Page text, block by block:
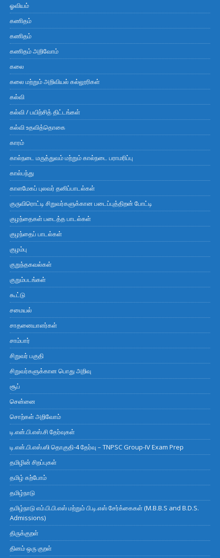
ஓவியம்
கணிதம்
கணிதம்
கணிதம் அறிவோம்
கலை
கலை மற்றும் அறிவியல் கல்லூரிகள்
கல்வி
கல்வி / பயிற்சித் திட்டங்கள்
கல்வி உதவித்தொகை
காரம்
கால்நடை மருத்துவம் மற்றும் கால்நடை பராமரிப்பு
கால்பந்து
காளமேகப் புலவர் தனிப்பாடல்கள்
குருவிரொட்டி சிறுவர்களுக்கான படைப்புத்திறன் போட்டி
குழந்தைகள் படைத்த பாடல்கள்
குழந்தைப் பாடல்கள்
குழம்பு
குறுந்தகவல்கள்
குறும்படங்கள்
கூட்டு
சமையல்
சாதனையாளர்கள்
சாம்பார்
சிறுவர் பகுதி
சிறுவர்களுக்கான பொது அறிவு
சூப்
சென்னை
சொற்கள் அறிவோம்
டி.என்.பி.எஸ்.சி தேர்வுகள்
டி.என்.பி.எஸ்.ஸி தொகுதி-4 தேர்வு – TNPSC Group-IV Exam Prep
தமிழின் சிறப்புகள்
தமிழ் கற்போம்
தமிழ்நாடு
தமிழ்நாடு எம்.பி.பி.எஸ் மற்றும் பி.டி.எஸ் சேர்க்கைகள் (M.B.B.S and B.D.S.
Admissions)
திருக்குறள்
தினம் ஒரு குறள்